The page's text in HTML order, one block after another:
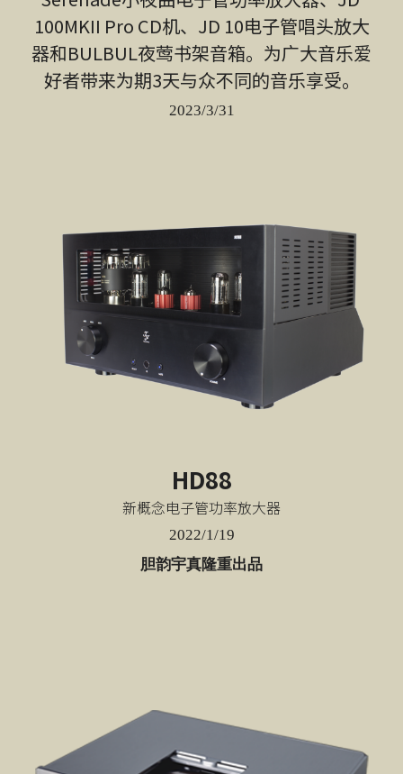
100MKII Pro CD机、JD 10电子管唱头放大
器和BULBUL夜莺书架音箱。为广大音乐爱
好者带来为期3天与众不同的音乐享受。
2023/3/31
HD88
新概念电子管功率放大器
2022/1/19
胆韵宇真隆重出品